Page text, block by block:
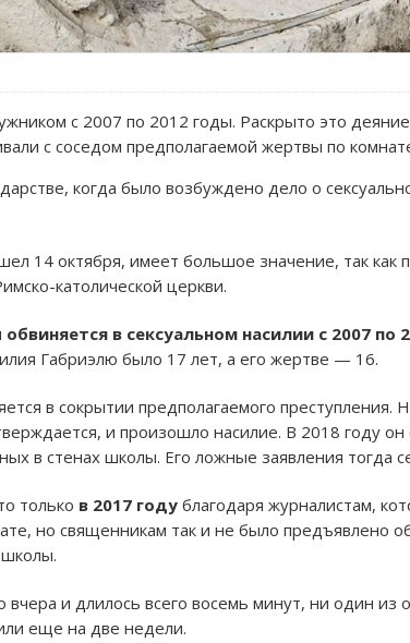
с 2007 по 2012 годы. Раскрыто это
с соседом предполагаемой жертвы по
когда было возбуждено дело о
14 октября, имеет большое значение, так
католической церкви.
обвиняется в сексуальном насилии с 2007 по
Габриэлю было 17 лет, а его жертве — 16.
в сокрытии предполагаемого преступления.
и произошло насилие. В 2018 году
в стенах школы. Его ложные заявления тогда
только в 2017 году благодаря журналистам,
но священникам так и не было предъявлено
и длилось всего восемь минут, ни один из
еще на две недели.